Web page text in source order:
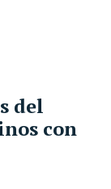
del
con